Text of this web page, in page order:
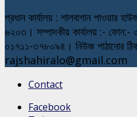
প্রধান কার্যালয় : শালবাগান পাওয়ার
৬২০৩। সম্পাদকীয় কার্যালয় :-
০১৭১১-৩৭৮০৯৪। নিউজ পাঠানোর
rajshahiralo@gmail.com
Contact
Facebook